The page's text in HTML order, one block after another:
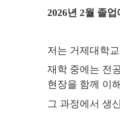
2026년 2월 졸
저는 거제대학
재학 중에는 전
현장을 함께 이
그 과정에서 생